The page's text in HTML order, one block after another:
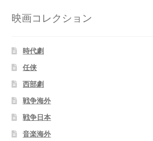
映画コレクション
時代劇
任侠
西部劇
戦争海外
戦争日本
音楽海外